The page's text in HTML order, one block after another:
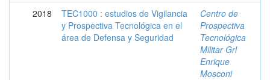
2018
TEC1000 : estudios de Vigilancia
y Prospectiva Tecnológica en el
área de Defensa y Seguridad
Centro de
Prospectiva
Tecnológica
Militar Grl
Enrique
Mosconi